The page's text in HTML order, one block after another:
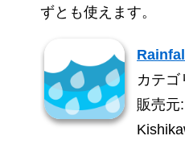
ずとも使えます。
カテゴ
販売元